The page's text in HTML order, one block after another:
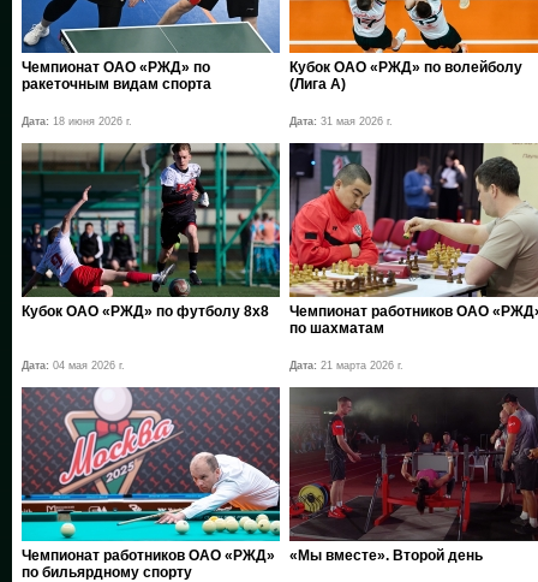
Чемпионат ОАО «РЖД» по
ракеточным видам спорта
Дата: 18 июня 2026 г.
Кубок ОАО «РЖД» по волейболу
(Лига А)
Дата: 31 мая 2026 г.
Кубок ОАО «РЖД» по футболу 8х8
Дата: 04 мая 2026 г.
Чемпионат работников ОАО
по шахматам
Дата: 21 марта 2026 г.
Чемпионат работников ОАО «РЖД»
по бильярдному спорту
«Мы вместе». Второй день